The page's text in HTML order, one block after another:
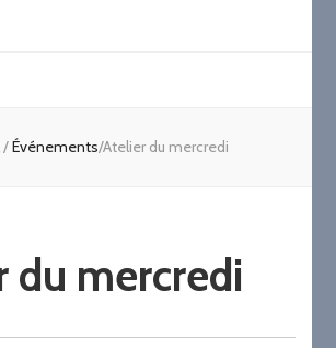
/Événements/Atelier du mercredi
du mercredi